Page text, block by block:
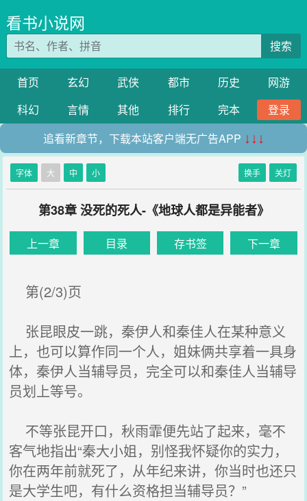
看书小说网
搜索
首页 玄幻 武侠 都市 历史
网游
科幻
言情 其他 排行 完本
登录
追看新章节，下载本站客户端无广告APP ↓↓↓
字体 大 中 小 换手 关灯
第38章 没死的死人-《地球人都是异能者》
上一章 目录 存书签 下一章
第(2/3)页
张昆眼皮一跳，秦伊人和秦佳人在某种意义
上，也可以算作同一个人，姐妹俩共享着一具身
体，秦伊人当辅导员，完全可以和秦佳人当辅导
员划上等号。
不等张昆开口，秋雨霏便先站了起来，毫不
客气地指出“秦大小姐，别怪我怀疑你的实力，
你在两年前就死了，从年纪来讲，你当时也还只
是大学生吧，有什么资格担当辅导员？”